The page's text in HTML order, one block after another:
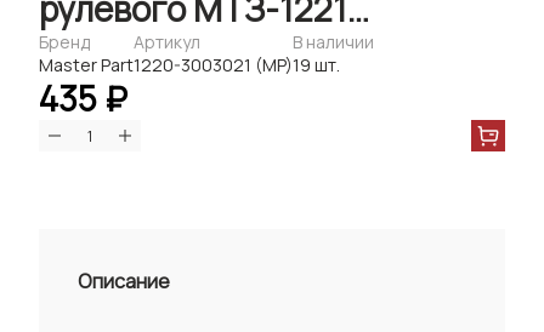
(чехол+гайка) (Master-
Parts)
Бренд
Master Part
Артикул
1220-3003021 (MP)
В наличии
19 шт.
435 ₽
Описание